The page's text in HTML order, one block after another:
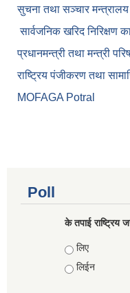
सुचना तथा सञ्चार मन्त्रालय
सार्वजनिक खरिद निरिक्षण
प्रधानमन्त्री तथा मन्त्री
राष्ट्रिय पंजीकरण तथा
MOFAGA Potral
Poll
के तपाई राष्ट्रिय
Choices
लिए
लिईन